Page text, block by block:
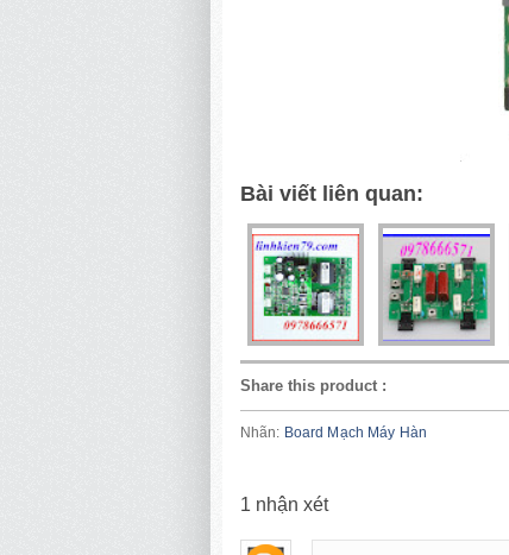
Bài viết liên quan:
Share this product :
Nhãn: Board Mạch Máy Hàn
1 nhận xét